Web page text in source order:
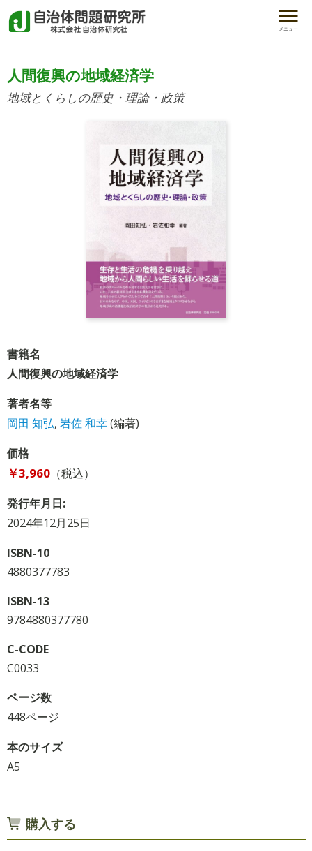
メニュー
人間復興の地域経済学
地域とくらしの歴史・理論・政策
書籍名
人間復興の地域経済学
著者名等
岡田 知弘, 岩佐 和幸(編著)
価格
￥3,960（税込）
発行年月日:
2024年12月25日
ISBN-10
4880377783
ISBN-13
9784880377780
C-CODE
C0033
ページ数
448ページ
本のサイズ
A5
購入する